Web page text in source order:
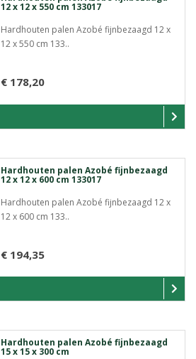
12 x 12 x 550 cm 133017
Hardhouten palen Azobé fijnbezaagd 12 x
12 x 550 cm 133..
€ 178,20
Hardhouten palen Azobé fijnbezaagd
12 x 12 x 600 cm 133017
Hardhouten palen Azobé fijnbezaagd 12 x
12 x 600 cm 133..
€ 194,35
Hardhouten palen Azobé fijnbezaagd
15 x 15 x 300 cm